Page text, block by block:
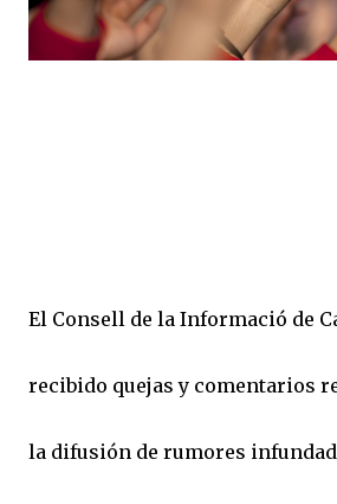
El Consell de la Informació de
recibido quejas y comentarios
la difusión de rumores